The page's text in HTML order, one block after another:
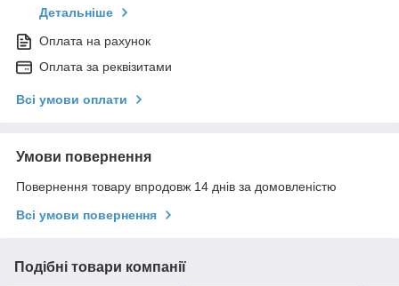
Детальніше
Оплата на рахунок
Оплата за реквізитами
Всі умови оплати
Умови повернення
Повернення товару впродовж 14 днів за домовленістю
Всі умови повернення
Подібні товари компанії